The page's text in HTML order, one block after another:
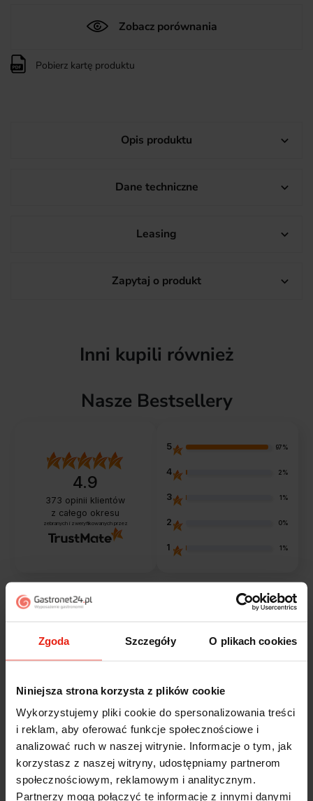
Zgoda Szczegóły O plikach cookies
Niniejsza strona korzysta z plików cookie
Wykorzystujemy pliki cookie do spersonalizowania treści
i reklam, aby oferować funkcje społecznościowe i
analizować ruch w naszej witrynie. Informacje o tym, jak
korzystasz z naszej witryny, udostępniamy partnerom
społecznościowym, reklamowym i analitycznym.
Partnerzy mogą połączyć te informacje z innymi danymi
Zobacz porównania
Pobierz kartę produktu
Opis produktu 
Dane techniczne 
Leasing 
Zapytaj o produkt 
Inni kupili również
Nasze Bestsellery
4.9
373 opinii klientów
z całego okresu
zebranych i zweryfikowanych przez
5 97%
4 2%
3 1%
2 0%
1 1%
Marcin zweryfikowano
5
Polecam szybko sprawnie dobrze zapakowane
Zostałem świetnie obsłużony. Brawa dla pracowników.
w tym tygodniu